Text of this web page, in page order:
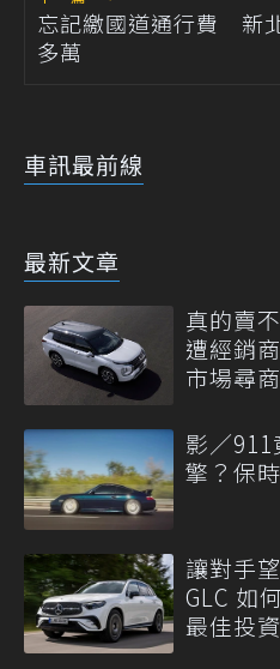
忘記繳國道通行費 新
多萬
車訊最前線
最新文章
真的賣
遭經銷
市場尋
影／
擎？保
讓對手
GLC 如
最佳投資